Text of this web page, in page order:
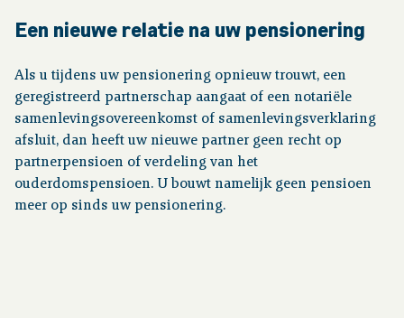
Een nieuwe relatie na uw pensionering
Als u tijdens uw pensionering opnieuw trouwt, een
geregistreerd partnerschap aangaat of een notariële
samenlevingsovereenkomst of samenlevingsverklaring
afsluit, dan heeft uw nieuwe partner geen recht op
partnerpensioen of verdeling van het
ouderdomspensioen. U bouwt namelijk geen pensioen
meer op sinds uw pensionering.